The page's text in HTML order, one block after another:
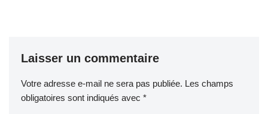
Laisser un commentaire
Votre adresse e-mail ne sera pas publiée. Les champs
obligatoires sont indiqués avec *